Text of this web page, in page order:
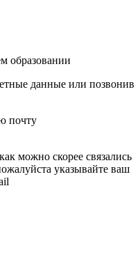
образовании
данные или позвонив
почту
можно скорее связались
указывайте ваш